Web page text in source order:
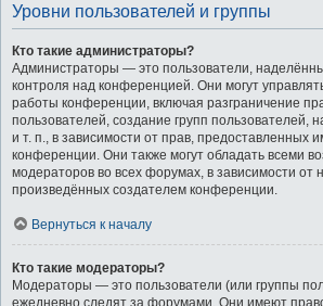
Уровни пользователей и группы
Кто такие администраторы?
Администраторы — это пользователи,
контроля над конференцией. Они могут
работы конференции, включая разграничение
пользователей, создание групп пользователей,
и т. п., в зависимости от прав, предоставленных
конференции. Они также могут обладать всеми
модераторов во всех форумах, в зависимости от
произведённых создателем конференции.
Вернуться к началу
Кто такие модераторы?
Модераторы — это пользователи (или группы
ежедневно следят за форумами. Они имеют